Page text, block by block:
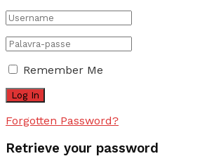
Remember Me
Forgotten Password?
Retrieve your password